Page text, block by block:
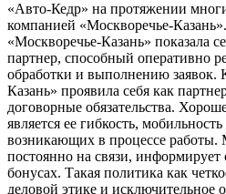
«Авто-Кедр» на протяжении
компанией «Москворечье-
«Москворечье-Казань» показала
партнер, способный оперативно
обработки и выполнению заявок.
Казань» проявила себя как
договорные обязательства.
является ее гибкость,
возникающих в процессе
постоянно на связи, информирует
бонусах. Такая политика как
деловой этике и исключительное